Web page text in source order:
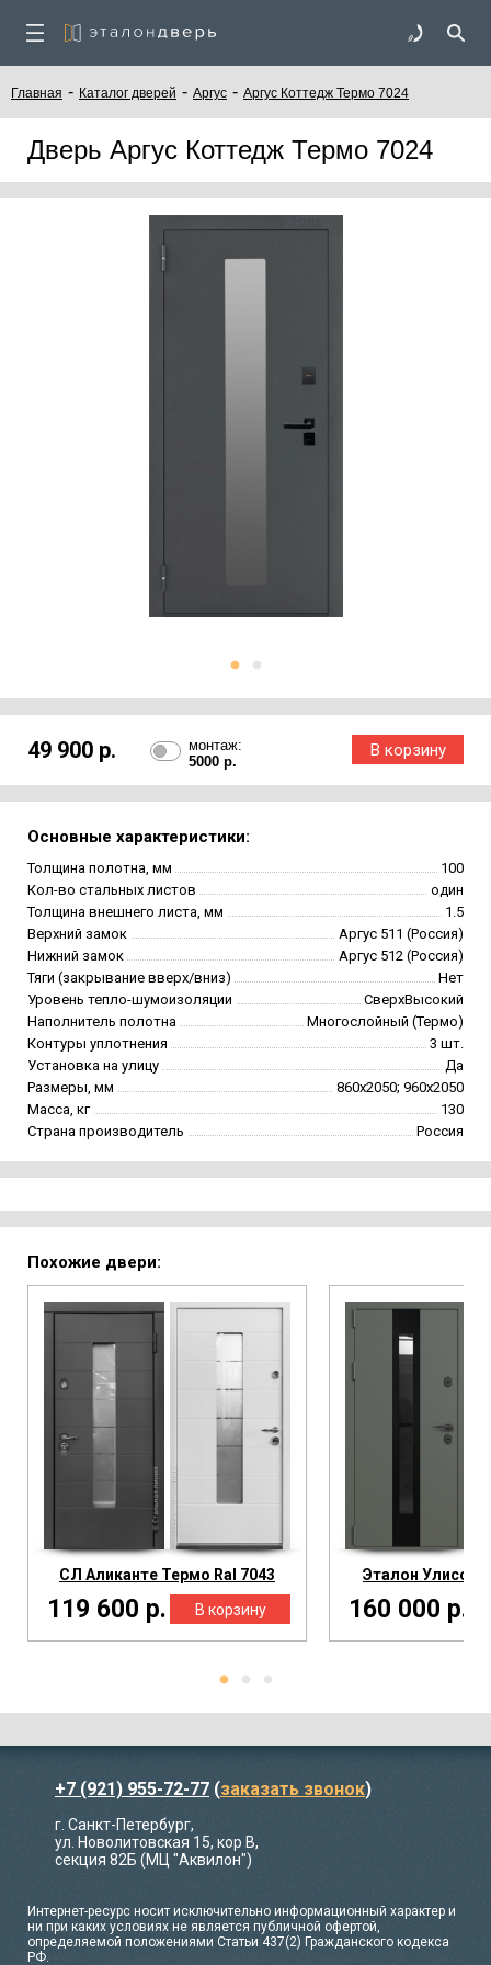
Главная - Каталог дверей - Аргус - Аргус Коттедж Термо 7024
Дверь Аргус Коттедж Термо 7024
49 900 р.
монтаж:
5000 р.
Основные характеристики:
Толщина полотна, мм
100
Кол-во стальных листов
один
Толщина внешнего листа, мм
1.5
Верхний замок
Аргус 511 (Россия)
Нижний замок
Аргус 512 (Россия)
Тяги (закрывание вверх/вниз)
Нет
Уровень тепло-шумоизоляции
СверхВысокий
Наполнитель полотна
Многослойный (Термо)
Контуры уплотнения
3 шт.
Установка на улицу
Да
Размеры, мм
860х2050; 960х2050
Масса, кг
130
Страна производитель
Россия
Похожие двери:
СЛ Аликанте Термо Ral 7043
119 600 р.
Эталон Улисс
160 000 р.
+7 (921) 955-72-77 (заказать звонок)
г. Санкт-Петербург,
ул. Новолитовская 15, кор В,
секция 82Б (МЦ "Аквилон")
Интернет-ресурс носит исключительно информационный характер и
ни при каких условиях не является публичной офертой,
определяемой положениями Статьи 437(2) Гражданского кодекса
РФ.